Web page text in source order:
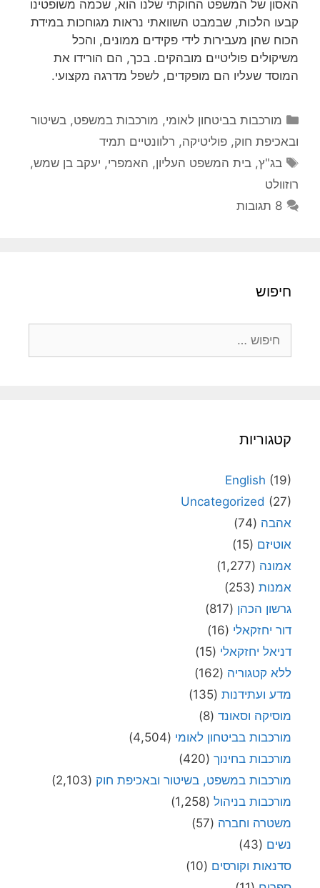
האסון של המשפט החוקתי שלנו הוא, שכמה משופטינו
קבעו הלכות, שבמבט השוואתי נראות מגוחכות במידת
הכוח שהן מעבירות לידי פקידים ממונים, והכל
משיקולים פוליטיים מובהקים. בכך, הם הורידו את
המוסד שעליו הם מופקדים, לשפל מדרגה מקצועי.
קטגוריות
מורכבות בביטחון לאומי, מורכבות במשפט, בשיטור
ובאכיפת חוק, פוליטיקה, רלוונטיים תמיד
תגיות
בג"ץ,בית המשפט העליון, האמפרי, יעקב בן שמש,
רוזוולט
8 תגובות
חיפוש
קטגוריות
English (19)
Uncategorized (27)
אהבה (74)
אוטיזם (15)
אמונה (1,277)
אמנות (253)
גרשון הכהן (817)
דור יחזקאלי (16)
דניאל יחזקאלי (15)
ללא קטגוריה (162)
מדע ועתידנות (135)
מוסיקה וסאונד (8)
מורכבות בביטחון לאומי (4,504)
מורכבות בחינוך (420)
מורכבות במשפט, בשיטור ובאכיפת חוק (2,103)
מורכבות בניהול (1,258)
משטרה וחברה (57)
נשים (43)
סדנאות וקורסים (10)